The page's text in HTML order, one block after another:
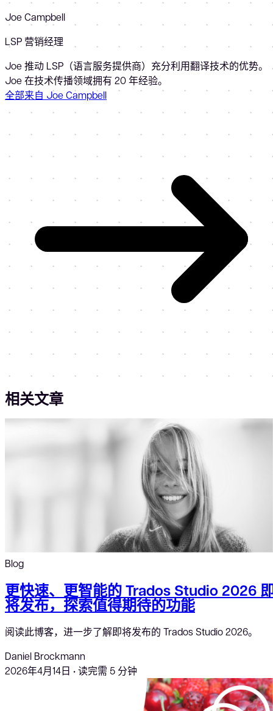
Joe Campbell
LSP 营销经理
Joe 推动 LSP（语言服务提供商）充分利用翻译技术的优势。
Joe 在技术传播领域拥有 20 年经验。
全部来自 Joe Campbell
相关文章
Blog
更快速、更智能的 Trados Studio 2026
将发布，探索值得期待的功能
阅读此博客，进一步了解即将发布的 Trados Studio 2026。
Daniel Brockmann
2026年4月14日 •读完需 5 分钟